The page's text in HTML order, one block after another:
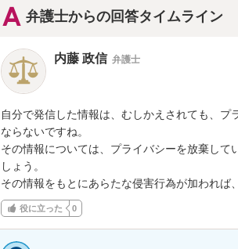
弁護士からの回答タイムライン
内藤 政信 弁護士
自分で発信した情報は、むしかえされても、プ
ならないですね。
その情報については、プライバシーを放棄して
しょう。
その情報をもとにあらたな侵害行為が加われば
役に立った 0